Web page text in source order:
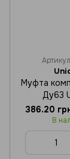
Муфта
Ду63
386.20
В